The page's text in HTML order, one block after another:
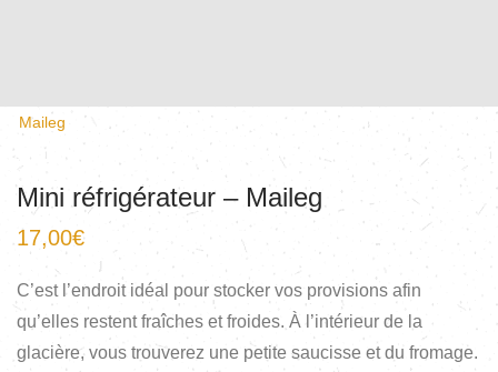
Maileg
Mini réfrigérateur – Maileg
17,00€
C’est l’endroit idéal pour stocker vos provisions afin
qu’elles restent fraîches et froides. À l’intérieur de la
glacière, vous trouverez une petite saucisse et du fromage.